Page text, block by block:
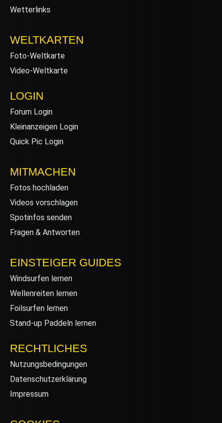
Wetterlinks
WELTKARTEN
Foto-Weltkarte
Video-Weltkarte
LOGIN
Forum Login
Kleinanzeigen Login
Quick Pic Login
MITMACHEN
Fotos hochladen
Videos vorschlagen
Spotinfos senden
Fragen & Antworten
EINSTEIGER GUIDES
Windsurfen lernen
Wellenreiten lernen
Foilsurfen lernen
Stand-up Paddeln lernen
RECHTLICHES
Nutzungsbedingungen
Datenschutzerklärung
Impressum